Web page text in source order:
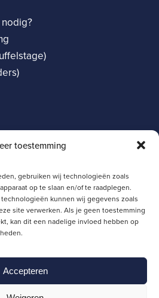
toestemming
gebruiken wij technologieën zoals
op te slaan en/of te raadplegen.
kunnen wij gegevens zoals
site verwerken. Als je geen toestemming
kan dit een nadelige invloed hebben op
Accepteren